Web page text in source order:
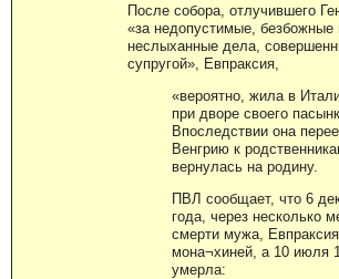
После собора, отлучившего
«за недопустимые, безбожные
неслыханные дела,
супругой», Евпраксия,
«вероятно, жила в
при дворе своего
Впоследствии она
Венгрию к
вернулась на родину.
ПВЛ сообщает, что 6
года, через несколько
смерти мужа,
мона¬хиней, а 10 июля
умерла: